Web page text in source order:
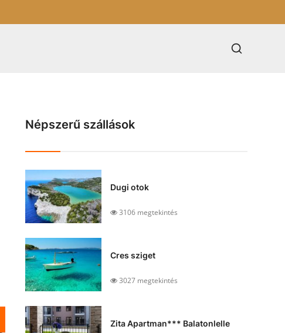
Népszerű szállások
Dugi otok
3106 megtekintés
Cres sziget
3027 megtekintés
Zita Apartman*** Balatonlelle